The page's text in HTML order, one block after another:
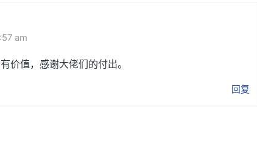
am
价值，感谢大佬们的付出。
回复